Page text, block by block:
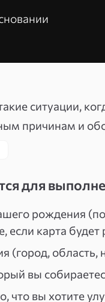
ситуации,
причинам и
ожидать его на
человек
в гору идти
— одним
жительства.
Например,
для
рождения
если карта
(город, область,
вы
что вы хотите